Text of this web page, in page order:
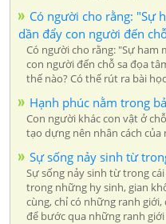
Có người cho rằng: "Sự
dần đẩy con người đến
Có người cho rằng: "Sự ham
con người đến chỗ sa đọa
thế nào? Có thể rút ra bài
Hạnh phúc nằm trong
Con người khác con vật ở
tạo dựng nên nhân cách của
Sự sống nảy sinh từ
Sự sống nảy sinh từ trong
trong những hy sinh, gian
cùng, chỉ có những ranh
để bước qua những ranh giới